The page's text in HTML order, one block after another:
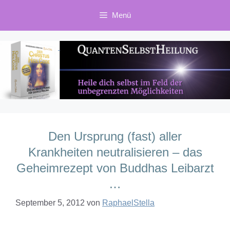
springen
Menü
Den Ursprung (fast) aller
Krankheiten neutralisieren – das
Geheimrezept von Buddhas Leibarzt
…
September 5, 2012 von RaphaelStella